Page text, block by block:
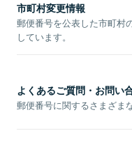
市町村変更情報
郵便番号を公表した市町村
しています。
よくあるご質問・お問い
郵便番号に関するさまざま